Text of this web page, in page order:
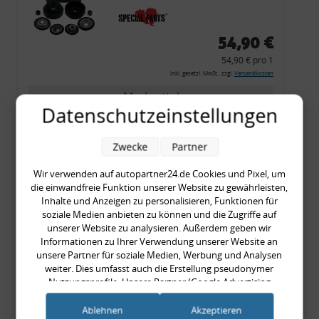
54,90 €
54,90 € pro 1
inkl. gesetzl. MwSt., zzgl. Versandkosten
Merkzettel
Zum Artikel
Rückleuchtenband mit
Blinker, rot, US-Ecken,
Audi 80 Cabrio, Typ 89,
OE-Nr.: 8G0945225 +
8G0945225C
999,99 €
999,99 € pro 1
Datenschutzeinstellungen
Wir verwenden auf autopartner24.de Cookies und Pixel, um
die einwandfreie Funktion unserer Website zu gewährleisten,
Inhalte und Anzeigen zu personalisieren, Funktionen für
soziale Medien anbieten zu können und die Zugriffe auf
unserer Website zu analysieren. Außerdem geben wir
Informationen zu Ihrer Verwendung unserer Website an
unsere Partner für soziale Medien, Werbung und Analysen
weiter. Dies umfasst auch die Erstellung pseudonymer
Nutzungsprofile. Unsere Partner (Google Advertising
Products) führen diese Informationen möglicherweise mit
weiteren Daten zusammen, die Sie ihnen bereitgestellt haben
Zwecke Partner
Ablehnen Akzeptieren